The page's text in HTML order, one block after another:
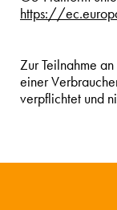
https://
Zur Teilnahme
einer
verpflichtet und